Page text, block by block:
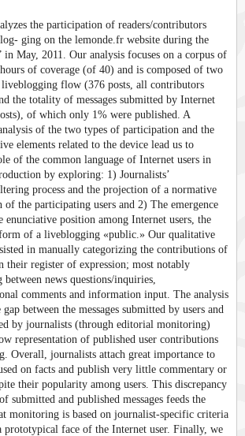
the participation of readers/contributors
ging on the lemonde.fr website during the
May, 2011. Our analysis focuses on a corpus of
of coverage (of 40) and is composed of two
liveblogging flow (376 posts, all contributors
the totality of messages submitted by Internet
of which only 1% were published. A
of the two types of participation and the
elements related to the device lead us to
of the common language of Internet users in
by exploring: 1) Journalists’
process and the projection of a normative
of the participating users and 2) The emergence
enunciative position among Internet users, the
of a liveblogging «public.» Our qualitative
in manually categorizing the contributions of
their register of expression; most notably
between news questions/inquiries,
comments and information input. The analysis
between the messages submitted by users and
by journalists (through editorial monitoring)
representation of published user contributions
Overall, journalists attach great importance to
on facts and publish very little commentary or
their popularity among users. This discrepancy
submitted and published messages feeds the
monitoring is based on journalist-specific criteria
prototypical face of the Internet user. Finally, we